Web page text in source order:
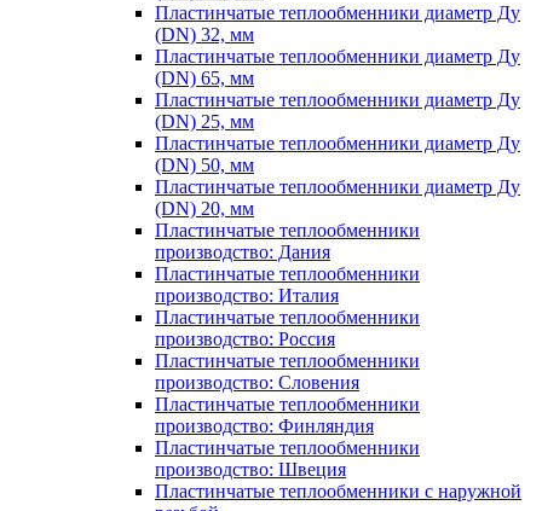
Пластинчатые теплообменники диаметр Ду
(DN) 32, мм
Пластинчатые теплообменники диаметр Ду
(DN) 65, мм
Пластинчатые теплообменники диаметр Ду
(DN) 25, мм
Пластинчатые теплообменники диаметр Ду
(DN) 50, мм
Пластинчатые теплообменники диаметр Ду
(DN) 20, мм
Пластинчатые теплообменники
производство: Дания
Пластинчатые теплообменники
производство: Италия
Пластинчатые теплообменники
производство: Россия
Пластинчатые теплообменники
производство: Словения
Пластинчатые теплообменники
производство: Финляндия
Пластинчатые теплообменники
производство: Швеция
Пластинчатые теплообменники с наружной